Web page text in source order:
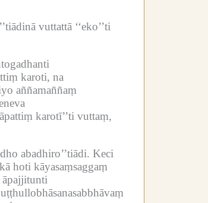
vuttattā ‘‘eko’’ti
karoti, na
aññamaññaṃ
karotī’’ti vuttaṃ,
abadhiro’’tiādi. Keci
hoti kāyasaṃsaggaṃ
āpajjitunti